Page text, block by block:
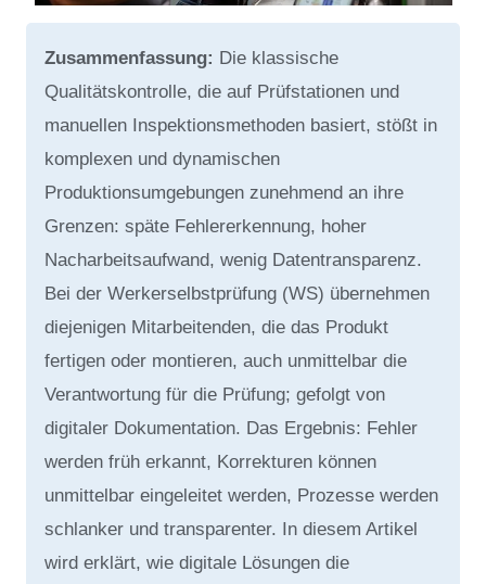
Zusammenfassung: Die klassische
Qualitätskontrolle, die auf Prüfstationen und
manuellen Inspektionsmethoden basiert, stößt in
komplexen und dynamischen
Produktionsumgebungen zunehmend an ihre
Grenzen: späte Fehlererkennung, hoher
Nacharbeitsaufwand, wenig Datentransparenz.
Bei der Werkerselbstprüfung (WS) übernehmen
diejenigen Mitarbeitenden, die das Produkt
fertigen oder montieren, auch unmittelbar die
Verantwortung für die Prüfung; gefolgt von
digitaler Dokumentation. Das Ergebnis: Fehler
werden früh erkannt, Korrekturen können
unmittelbar eingeleitet werden, Prozesse werden
schlanker und transparenter. In diesem Artikel
wird erklärt, wie digitale Lösungen die